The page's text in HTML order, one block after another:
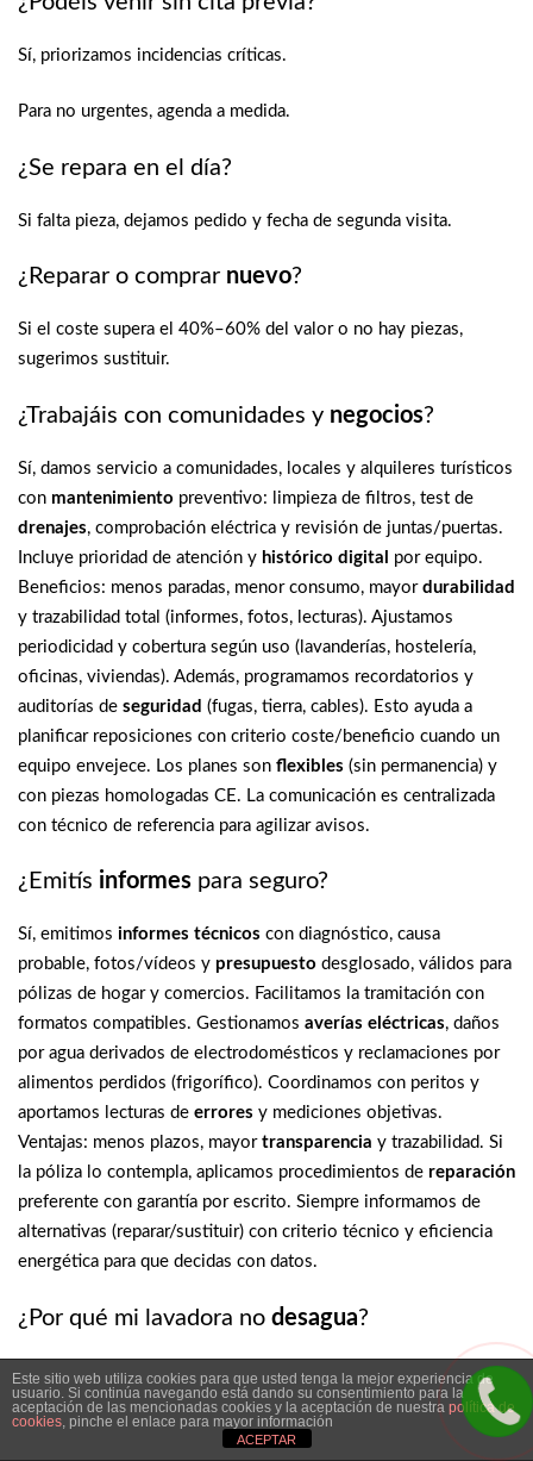
Sí, priorizamos incidencias críticas.
Para no urgentes, agenda a medida.
¿Se repara en el día?
Si falta pieza, dejamos pedido y fecha de segunda visita.
¿Reparar o comprar nuevo?
Si el coste supera el 40%–60% del valor o no hay piezas,
sugerimos sustituir.
¿Trabajáis con comunidades y negocios?
Sí, damos servicio a comunidades, locales y alquileres turísticos
con mantenimiento preventivo: limpieza de filtros, test de
drenajes, comprobación eléctrica y revisión de juntas/puertas.
Incluye prioridad de atención y histórico digital
por equipo.
Beneficios: menos paradas, menor consumo, mayor durabilidad
y trazabilidad total (informes, fotos, lecturas). Ajustamos
periodicidad y cobertura según uso (lavanderías, hostelería,
oficinas, viviendas). Además, programamos recordatorios y
auditorías de seguridad (fugas, tierra, cables). Esto ayuda a
planificar reposiciones con criterio coste/beneficio cuando un
equipo envejece. Los planes son flexibles (sin permanencia) y
con piezas homologadas CE. La comunicación es centralizada
con técnico de referencia para agilizar avisos.
¿Emitís informes para seguro?
Sí, emitimos informes técnicos con diagnóstico, causa
probable, fotos/vídeos y presupuesto desglosado, válidos para
pólizas de hogar y comercios. Facilitamos la tramitación con
formatos compatibles. Gestionamos averías eléctricas, daños
por agua derivados de electrodomésticos y reclamaciones por
alimentos perdidos (frigorífico). Coordinamos con peritos y
aportamos lecturas de errores y mediciones objetivas.
Ventajas: menos plazos, mayor transparencia y trazabilidad. Si
la póliza lo contempla, aplicamos procedimientos de reparación
preferente con garantía por escrito. Siempre informamos de
alternativas (reparar/sustituir) con criterio técnico y eficiencia
energética para que decidas con datos.
¿Por qué mi lavadora no desagua?
Los códigos de error
señalan el origen del fallo (bomba de
desagüe, cierre depuerta , motor, tacómetro, sonda NTC). Si no
desagua , lo más común esfiltroatascado, hélice de bomba
Este sitio web utiliza cookies para que usted tenga la mejor experiencia de
usuario. Si continúa navegando está dando su consentimiento para la
aceptación de las mencionadas cookies y la aceptación de nuestra política de
cookies, pinche el enlace para mayor información
ACEPTAR